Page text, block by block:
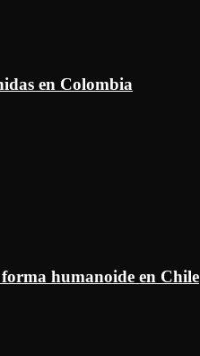
en Colombia
humanoide en Chile